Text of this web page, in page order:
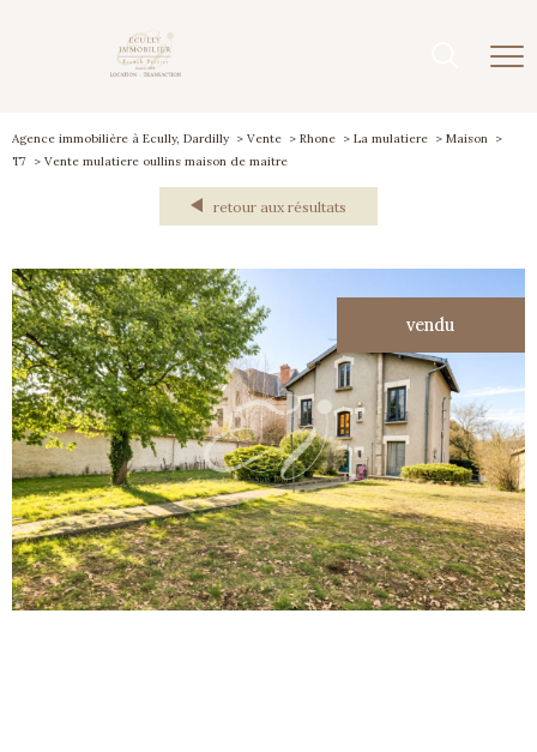
Agence immobilière à Ecully, Dardilly Vente Rhone La mulatiere
Maison
T7
Vente mulatiere oullins maison de maitre
retour aux résultats
vendu